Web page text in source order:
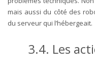
mais aussi du côté des
du serveur qui l’hébergeait.
3.4. Les